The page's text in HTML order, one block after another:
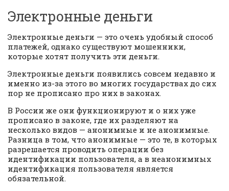
Электронные деньги
Электронные деньги — это очень удобный способ
платежей, однако существуют мошенники,
которые хотят получить эти деньги.
Электронные деньги появились совсем недавно и
именно из-за этого во многих государствах до сих
пор не прописано про них в законах.
В России же они функционируют и о них уже
прописано в законе, где их разделяют на
несколько видов — анонимные и не анонимные.
Разница в том, что анонимные — это те, в которых
разрешается проводить операции без
идентификации пользователя, а в неанонимных
идентификация пользователя является
обязательной.